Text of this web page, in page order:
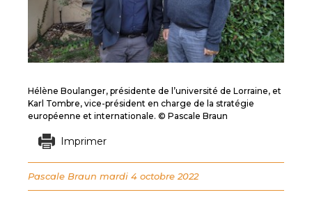
Hélène Boulanger, présidente de l’université de Lorraine, et
Karl Tombre, vice-président en charge de la stratégie
européenne et internationale. © Pascale Braun
Imprimer
Pascale Braun mardi 4 octobre 2022